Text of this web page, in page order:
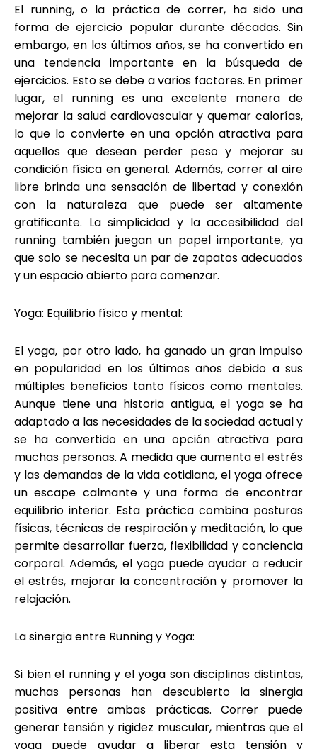
El running, o la práctica de correr, ha sido una
forma de ejercicio popular durante décadas. Sin
embargo, en los últimos años, se ha convertido en
una tendencia importante en la búsqueda de
ejercicios. Esto se debe a varios factores. En primer
lugar, el running es una excelente manera de
mejorar la salud cardiovascular y quemar calorías,
lo que lo convierte en una opción atractiva para
aquellos que desean perder peso y mejorar su
condición física en general. Además, correr al aire
libre brinda una sensación de libertad y conexión
con la naturaleza que puede ser altamente
gratificante. La simplicidad y la accesibilidad del
running también juegan un papel importante, ya
que solo se necesita un par de zapatos adecuados
y un espacio abierto para comenzar.
Yoga: Equilibrio físico y mental:
El yoga, por otro lado, ha ganado un gran impulso
en popularidad en los últimos años debido a sus
múltiples beneficios tanto físicos como mentales.
Aunque tiene una historia antigua, el yoga se ha
adaptado a las necesidades de la sociedad actual y
se ha convertido en una opción atractiva para
muchas personas. A medida que aumenta el estrés
y las demandas de la vida cotidiana, el yoga ofrece
un escape calmante y una forma de encontrar
equilibrio interior. Esta práctica combina posturas
físicas, técnicas de respiración y meditación, lo que
permite desarrollar fuerza, flexibilidad y conciencia
corporal. Además, el yoga puede ayudar a reducir
el estrés, mejorar la concentración y promover la
relajación.
La sinergia entre Running y Yoga:
Si bien el running y el yoga son disciplinas distintas,
muchas personas han descubierto la sinergia
positiva entre ambas prácticas. Correr puede
generar tensión y rigidez muscular, mientras que el
yoga puede ayudar a liberar esta tensión y